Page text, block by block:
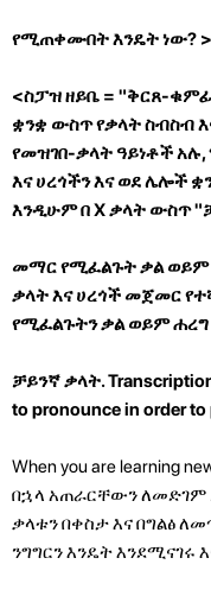
የሚጠቀሙበት እንዴት ነው? >
<ስፓዝ ዘይቤ = "ቅርጸ-
ቋንቋ ውስጥ የቃላት ስብስብ
የመዝገበ-ቃላት ዓይነቶች
እና ሀረጎችን እና ወደ ሌሎች
እንዲሁም በ X ቃላት ውስጥ
መማር የሚፈልጉት ቃል ወይም
ቃላት እና ሀረጎች መጀመር
የሚፈልጉትን ቃል ወይም
ቻይንኛ ቃላት.
to pronounce in order
When you are learning
በኋላ አጠራርቸውን ለመድገም
ቃላቱን በቀስታ እና በግልፅ
ንግግርን እንዴት እንደሚናገሩ